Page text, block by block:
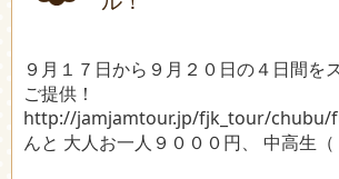
９月１７日から９月２０日の４日間を
ご提供！
http://jamjamtour.jp/fjk_tour/chubu/
んと 大人お一人９０００円、 中高生